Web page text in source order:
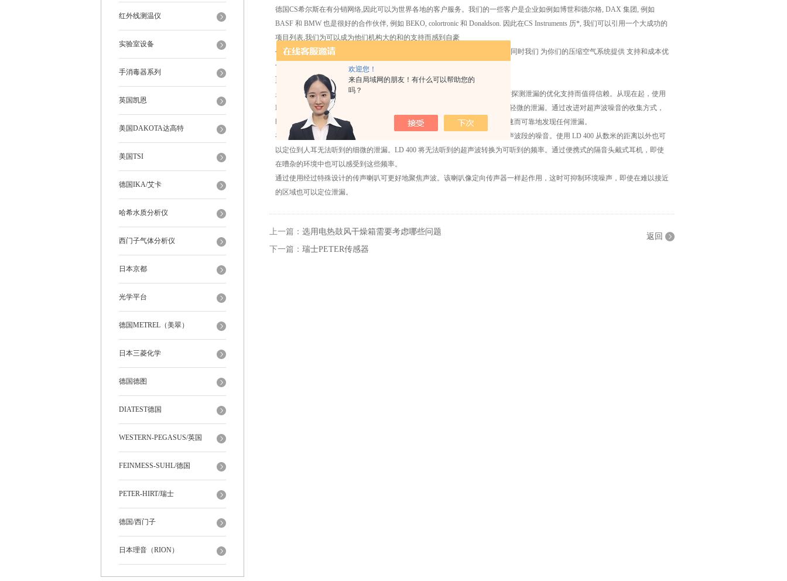
欢迎您！
来自局域网的朋友！有什么可以帮助您的
吗？
红外线测温仪
实验室设备
手消毒器系列
英国凯恩
美国DAKOTA达高特
美国TSI
德国IKA/艾卡
哈希水质分析仪
西门子气体分析仪
日本京都
光学平台
德国METREL（美翠）
日本三菱化学
德国德图
DIATEST德国
WESTERN-PEGASUS/英国
FEINMESS-SUHL/德国
PETER-HIRT/瑞士
德国/西门子
日本理音（RION）
德国CS希尔斯在有分销网络,因此可以为世界各地的客户服务。我们的一些客户是企业如例如博世和德尔格, DAX 集团, 例如
BASF 和 BMW 也是很好的合作伙伴, 例如 BEKO, colortronic 和 Donaldson. 因此在CS Instruments 历*, 我们可以引用一个大成功的
项目列表,我们为可以成为他们机构大的和的支持而感到自豪
令人印象深刻的证明了CS仪器是一家能够胜任服务不同规模的项目的公司。 同时我们 为你们的压缩空气系统提供 支持和成本优
化的 现代能源管理
LD 400 - 德国CS便携式气体测漏仪泄漏检测仪
是对久经考验的 LD 300 的深入开发成果，因其更精密的传感器技术装置、对探测泄漏的优化支持而值得信赖。从现在起，使用
LD 400 也可以快速、方便地识别压缩空气网、阀门、真空系统和气动系统内轻微的泄漏。通过改进对超声波噪音的收集方式，
即使是轻微的泄漏，也能将其转换为可听到的信号。这样在实践中您可以快速而可靠地发现任何泄漏。
在气体从管道系统中泄漏时（比如不密封的螺栓连接、腐蚀等），将产生超声波段的噪音。使用 LD 400 从数米的距离以外也可
以定位到人耳无法听到的细微的泄漏。LD 400 将无法听到的超声波转换为可听到的频率。通过便携式的隔音头戴式耳机，即使
在嘈杂的环境中也可以感受到这些频率。
通过使用经过特殊设计的传声喇叭可更好地聚焦声波。该喇叭像定向传声器一样起作用，这时可抑制环境噪声，即使在难以接近
的区域也可以定位泄漏。
上一篇： 选用电热鼓风干燥箱需要考虑哪些问题
下一篇： 瑞士PETER传感器
返回